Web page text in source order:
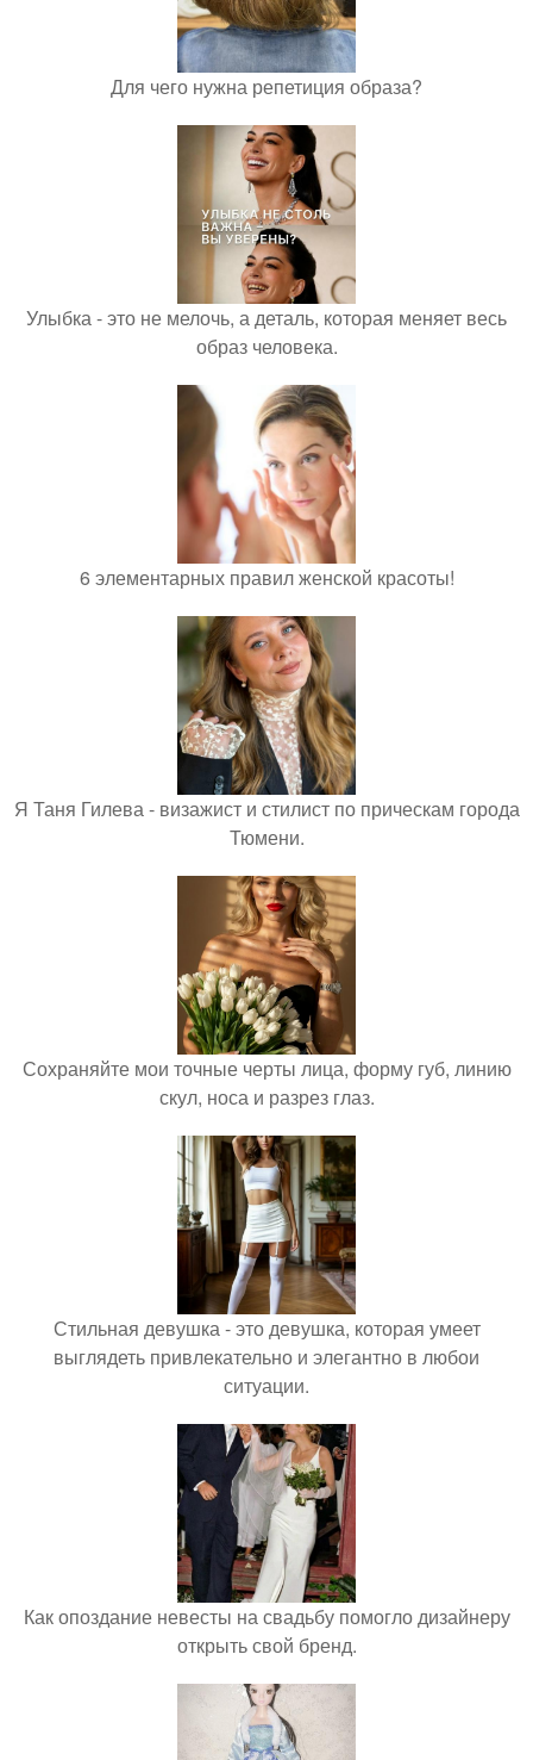
Для чего нужна репетиция образа?
Улыбка - это не мелочь, а деталь, которая меняет весь
образ человека.
6 элементарных правил женской красоты!
Я Таня Гилева - визажист и стилист по прическам города
Тюмени.
Сохраняйте мои точные черты лица, форму губ, линию
скул, носа и разрез глаз.
Стильная девушка - это девушка, которая умеет
выглядеть привлекательно и элегантно в любои
ситуации.
Как опоздание невесты на свадьбу помогло дизайнеру
открыть свой бренд.